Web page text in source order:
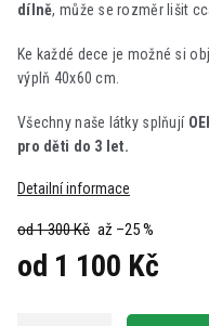
od 1 300 Kč až –25 %
od 1 100 Kč
dílně, může se rozměr lišit
Ke každé dece je možné si
výplň 40x60 cm.
Všechny naše látky splňují
pro děti do 3 let.
Detailní informace